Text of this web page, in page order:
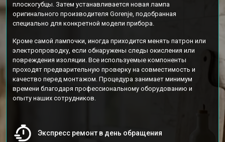
плоскогубцы. Затем устанавливается новая лампа
оригинального производителя Gorenje, подобранная
специально для конкретной модели прибора.
Кроме самой лампочки, иногда приходится менять патрон или
электропроводку, если обнаружены следы окисления или
повреждения изоляции. Все используемые компоненты
проходят предварительную проверку на совместимость и
качество перед монтажом. Процедура занимает минимум
времени благодаря профессиональному оборудованию и
опыту наших сотрудников.
Экспресс ремонт в день обращения